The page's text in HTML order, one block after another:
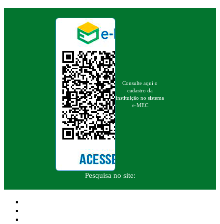
Consulte aqui o
cadastro da
instituição no sistema
e-MEC
Pesquisa no site: